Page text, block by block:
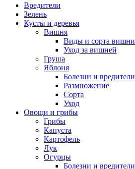
Вредители
Зелень
Кусты и деревья
Вишня
Виды и сорта вишни
Уход за вишней
Груша
Яблоня
Болезни и вредители
Размножение
Сорта
Уход
Овощи и грибы
Грибы
Капуста
Картофель
Лук
Огурцы
Болезни и вредители